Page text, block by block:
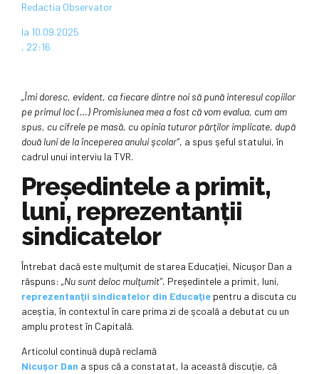
Redactia Observator
la 10.09.2025
, 22:16
„Îmi doresc, evident, ca fiecare dintre noi să pună interesul copiilor
pe primul loc (…) Promisiunea mea a fost că vom evalua, cum am
spus, cu cifrele pe masă, cu opinia tuturor părţilor implicate, după
două luni de la începerea anului şcolar”, a spus şeful statului, în
cadrul unui interviu la TVR.
Preşedintele a primit,
luni, reprezentanţii
sindicatelor
Întrebat dacă este mulţumit de starea Educaţiei, Nicuşor Dan a
răspuns: „Nu sunt deloc mulţumit”. Preşedintele a primit, luni,
reprezentanţii sindicatelor din Educaţie pentru a discuta cu
aceştia, în contextul în care prima zi de şcoală a debutat cu un
amplu protest în Capitală.
Articolul continuă după reclamă
Nicuşor Dan a spus că a constatat, la această discuţie, că